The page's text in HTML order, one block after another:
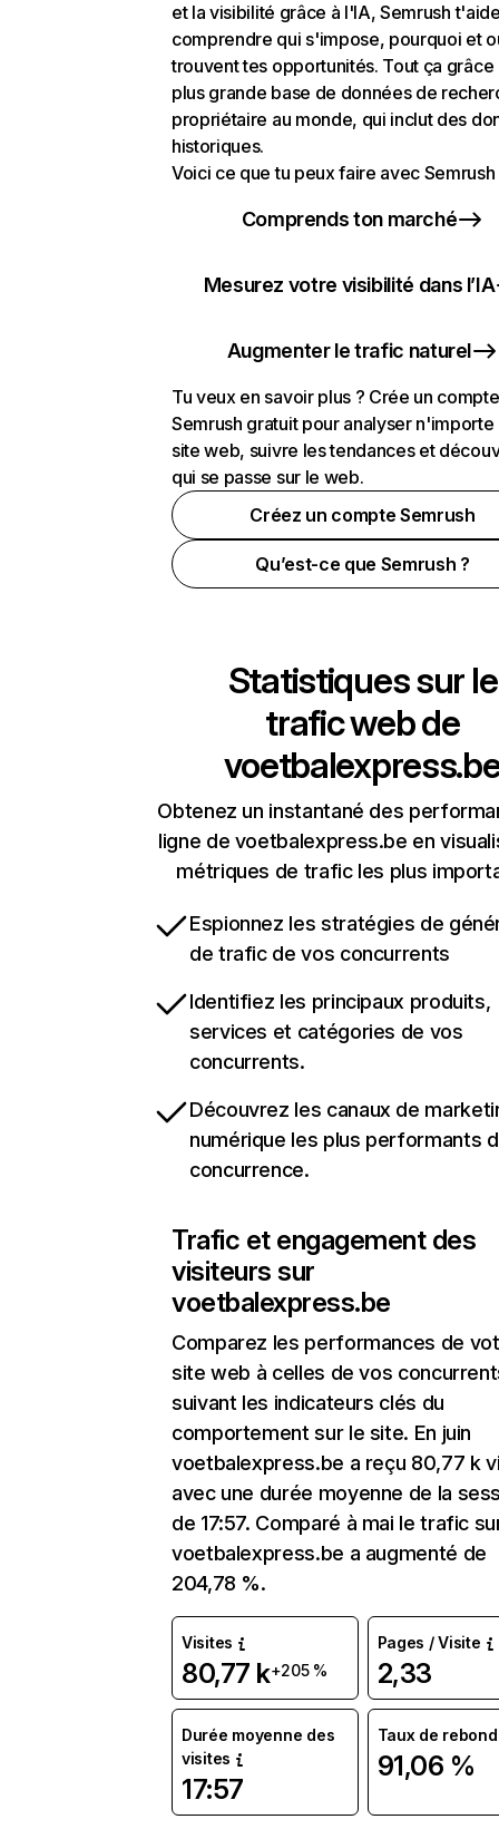
et la visibilité grâce à l'IA, Semrush
comprendre qui s'impose, pourquoi et
trouvent tes opportunités. Tout ça grâce
plus grande base de données de
propriétaire au monde, qui inclut des
historiques.
Voici ce que tu peux faire avec Semrush
Comprends ton marché
Mesurez votre visibilité dans l’IA
Augmenter le trafic naturel
Tu veux en savoir plus ? Crée un compte
Semrush gratuit pour analyser n'importe
site web, suivre les tendances et
qui se passe sur le web.
Créez un compte Semrush
Qu’est-ce que Semrush ?
Statistiques sur le
trafic web de
Obtenez un instantané des
ligne de voetbalexpress.be en
métriques de trafic les plus
Espionnez les stratégies de
de trafic de vos concurrents
Identifiez les principaux produits,
services et catégories de vos
concurrents.
Découvrez les canaux de
numérique les plus performants
concurrence.
Trafic et engagement des
visiteurs sur
voetbalexpress.be
Comparez les performances de
site web à celles de vos
suivant les indicateurs clés du
comportement sur le site. En juin
voetbalexpress.be a reçu 80,77 k
avec une durée moyenne de la
de 17:57. Comparé à mai le trafic
voetbalexpress.be a augmenté de
204,78 %.
Visites
80,77 k+205 %
Pages / Visite
2,33
Durée moyenne des
visites
17:57
Taux de rebond
91,06 %